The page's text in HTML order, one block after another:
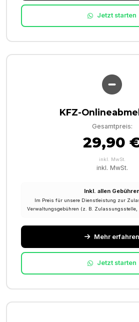
Jetzt starten
KFZ-
Gesamtpreis:
29,90
inkl. MwSt.
inkl. MwSt.
Inkl. allen
Im Preis für unsere Dienstleistung zur
Verwaltungsgebühren (z. B.
Mehr erfahren
Jetzt starten